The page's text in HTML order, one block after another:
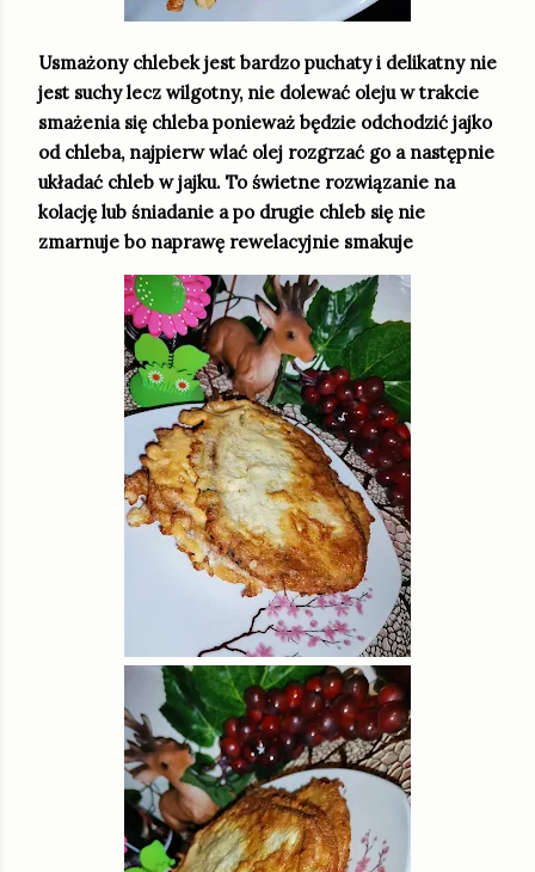
Usmażony chlebek jest bardzo puchaty i delikatny nie
jest suchy lecz wilgotny, nie dolewać oleju w trakcie
smażenia się chleba ponieważ będzie odchodzić jajko
od chleba, najpierw wlać olej rozgrzać go a następnie
układać chleb w jajku. To świetne rozwiązanie na
kolację lub śniadanie a po drugie chleb się nie
zmarnuje bo naprawę rewelacyjnie smakuje